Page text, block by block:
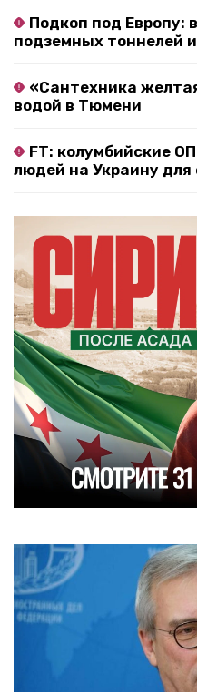
Подкоп под Европу:
подземных тоннелей
«Сантехника
водой в Тюмени
FT: колумбийские
людей на Украину для